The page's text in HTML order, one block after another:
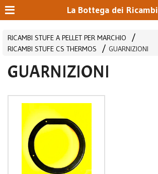
La Bottega dei Ricambi
RICAMBI STUFE A PELLET PER MARCHIO
RICAMBI STUFE CS THERMOS
GUARNIZIONI
GUARNIZIONI